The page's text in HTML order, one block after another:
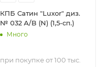
КПБ Сатин "Luxor" диз.
№ 032 A/B (N) (1,5-сп.)
Много
при покупке от 100 тыс.